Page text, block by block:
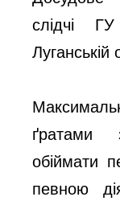
слідчі
Луганській
ґратами
обіймати
певною